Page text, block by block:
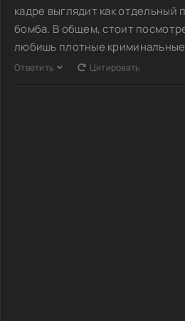
кадре выглядит как отдельный
бомба. В общем, стоит
любишь плотные
Ответить Цитировать